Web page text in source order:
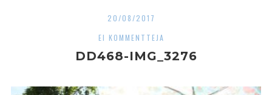
20/08/2017
EI KOMMENTTEJA
DD468-IMG_3276